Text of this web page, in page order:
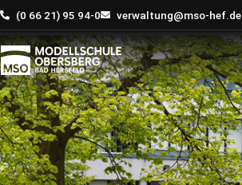
Zum
Inhalt
springen
(0 66 21) 95 94-0 verwaltung@mso-hef.de